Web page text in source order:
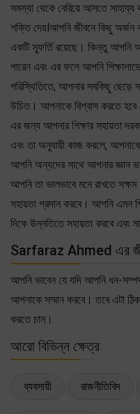
সমস্যা থেকে বেরিয়ে আসতে
শক্তি দেয়lআপনি জীবনে কিছু অর্জন
একটি স্ফূর্তি রয়েছে। কিন্তু আপনি
পারেন এবং এর ফলে আপনি
পরিস্থিতিতে, আপনার সবকিছু ছেড়ে
উচিত। আপনাকে বিশ্বাস করতে হবে
এর জন্য আপনার শিক্ষার সহায়তা
এবং তা অনুযায়ী কাজ করলে,
আপনি অন্যদের সাথে আপনার জ্ঞান
আপনি তা ভালভাবে মনে রাখতে সক্ষম
সহায়তা প্রদান করবে। আপনি এমন
দিকে উন্নতিতে সহায়তা করবে এবং
Sarfaraz Ahmed এর
আপনি ভাবেন যে যদি আপনি ধন-
আপনাকে সম্মান করবে। তবে এটা
করতে চান।
আরো বিভিন্ন ক্ষেত্র
ব্যবসায়ী রাজনীতিবিদ